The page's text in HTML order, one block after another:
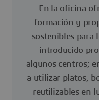
En la oficina
formación y
sostenibles para
introducido
algunos centros;
a utilizar platos,
reutilizables en